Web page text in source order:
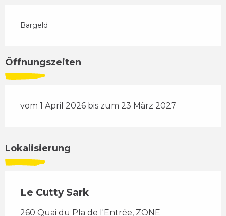
Bargeld
Öffnungszeiten
vom 1 April 2026 bis zum 23 März 2027
Lokalisierung
Le Cutty Sark
260 Quai du Pla de l'Entrée, ZONE